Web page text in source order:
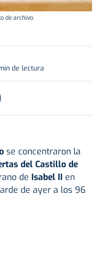
de archivo.
de lectura
se concentraron la
del Castillo de
de Isabel II en
de ayer a los 96